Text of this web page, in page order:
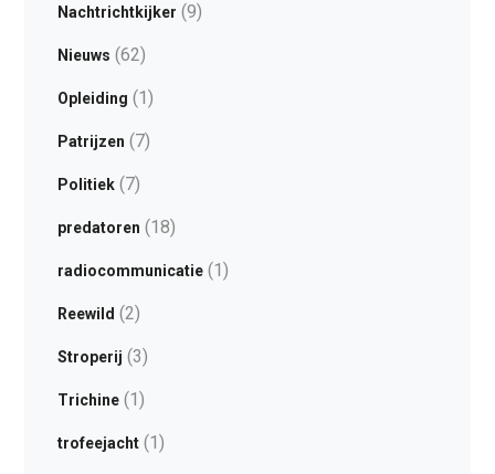
Nachtrichtkijker (9)
Nieuws (62)
Opleiding (1)
Patrijzen (7)
Politiek(7)
predatoren (18)
radiocommunicatie(1)
Reewild (2)
Stroperij (3)
Trichine(1)
trofeejacht(1)